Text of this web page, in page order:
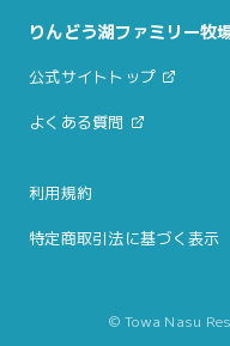
りんどう湖ファミリー牧
公式サイトトップ
よくある質問
利用規約
特定商取引法に基づく表示
© Towa Nasu